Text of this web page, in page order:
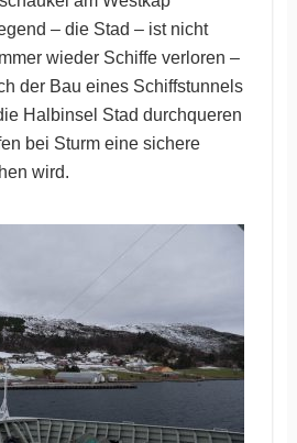
– die Stad – ist nicht
wieder Schiffe verloren –
der Bau eines Schiffstunnels
Halbinsel Stad durchqueren
bei Sturm eine sichere
wird.